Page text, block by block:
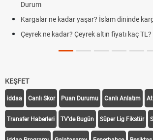
Durum
Kargalar ne kadar yaşar? İslam dininde
Çeyrek ne kadar? Çeyrek altın fiyatı kaç TL?
KEŞFET
iddaa Canlı Skor Puan Durumu Canlı Anlatım At
Transfer Haberleri TV'de Bugün Süper Lig Fikstür